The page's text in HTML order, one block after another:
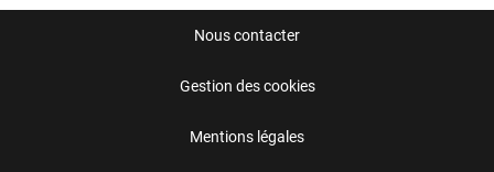
Nous contacter
Gestion des cookies
Mentions légales